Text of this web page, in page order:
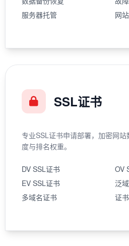
服务器托管
网
SSL证书
专业SSL证书申请部署，加密网
度与排名权重。
DV SSL证书
OV
EV SSL证书
泛
多域名证书
证